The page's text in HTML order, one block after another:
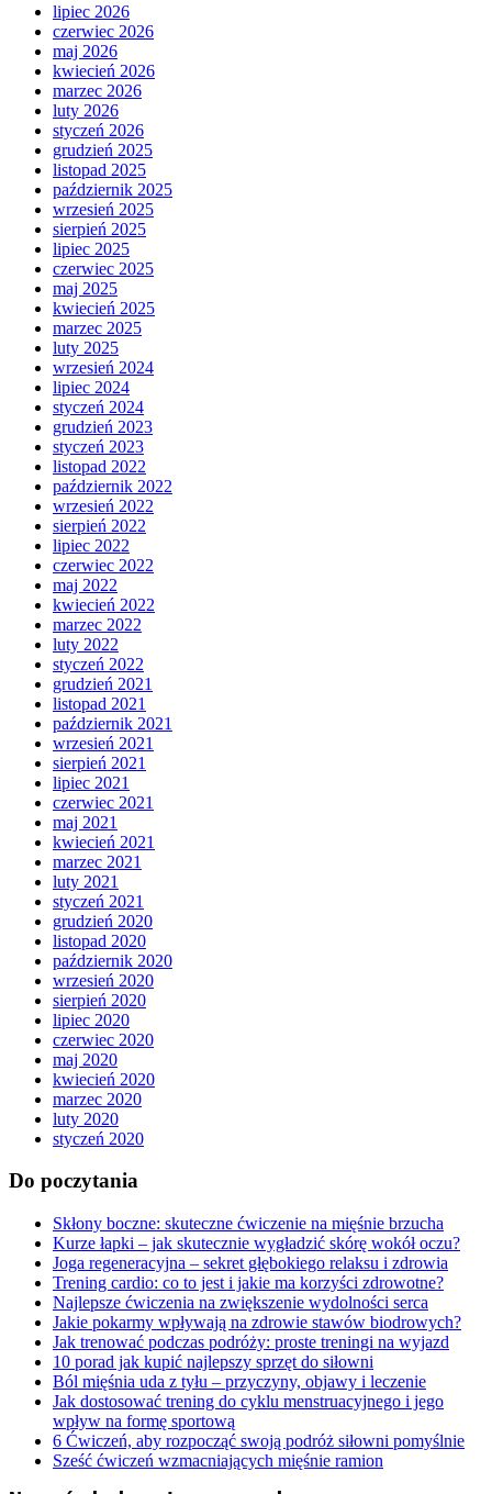
lipiec 2026
czerwiec 2026
maj 2026
kwiecień 2026
marzec 2026
luty 2026
styczeń 2026
grudzień 2025
listopad 2025
październik 2025
wrzesień 2025
sierpień 2025
lipiec 2025
czerwiec 2025
maj 2025
kwiecień 2025
marzec 2025
luty 2025
wrzesień 2024
lipiec 2024
styczeń 2024
grudzień 2023
styczeń 2023
listopad 2022
październik 2022
wrzesień 2022
sierpień 2022
lipiec 2022
czerwiec 2022
maj 2022
kwiecień 2022
marzec 2022
luty 2022
styczeń 2022
grudzień 2021
listopad 2021
październik 2021
wrzesień 2021
sierpień 2021
lipiec 2021
czerwiec 2021
maj 2021
kwiecień 2021
marzec 2021
luty 2021
styczeń 2021
grudzień 2020
listopad 2020
październik 2020
wrzesień 2020
sierpień 2020
lipiec 2020
czerwiec 2020
maj 2020
kwiecień 2020
marzec 2020
luty 2020
styczeń 2020
Do poczytania
Skłony boczne: skuteczne ćwiczenie na mięśnie brzucha
Kurze łapki – jak skutecznie wygładzić skórę wokół oczu?
Joga regeneracyjna – sekret głębokiego relaksu i zdrowia
Trening cardio: co to jest i jakie ma korzyści zdrowotne?
Najlepsze ćwiczenia na zwiększenie wydolności serca
Jakie pokarmy wpływają na zdrowie stawów biodrowych?
Jak trenować podczas podróży: proste treningi na wyjazd
10 porad jak kupić najlepszy sprzęt do siłowni
Ból mięśnia uda z tyłu – przyczyny, objawy i leczenie
Jak dostosować trening do cyklu menstruacyjnego i jego
wpływ na formę sportową
6 Ćwiczeń, aby rozpocząć swoją podróż siłowni pomyślnie
Sześć ćwiczeń wzmacniających mięśnie ramion